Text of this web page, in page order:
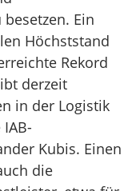
Ein
Höchststand
Rekord
derzeit
in der Logistik
Kubis. Einen
die